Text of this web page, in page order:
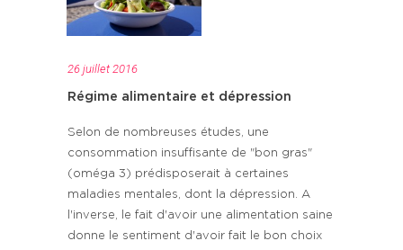
26 juillet 2016
Régime alimentaire et dépression
Selon de nombreuses études, une
consommation insuffisante de "bon gras"
(oméga 3) prédisposerait à certaines
maladies mentales, dont la dépression. A
l'inverse, le fait d'avoir une alimentation saine
donne le sentiment d'avoir fait le bon choix